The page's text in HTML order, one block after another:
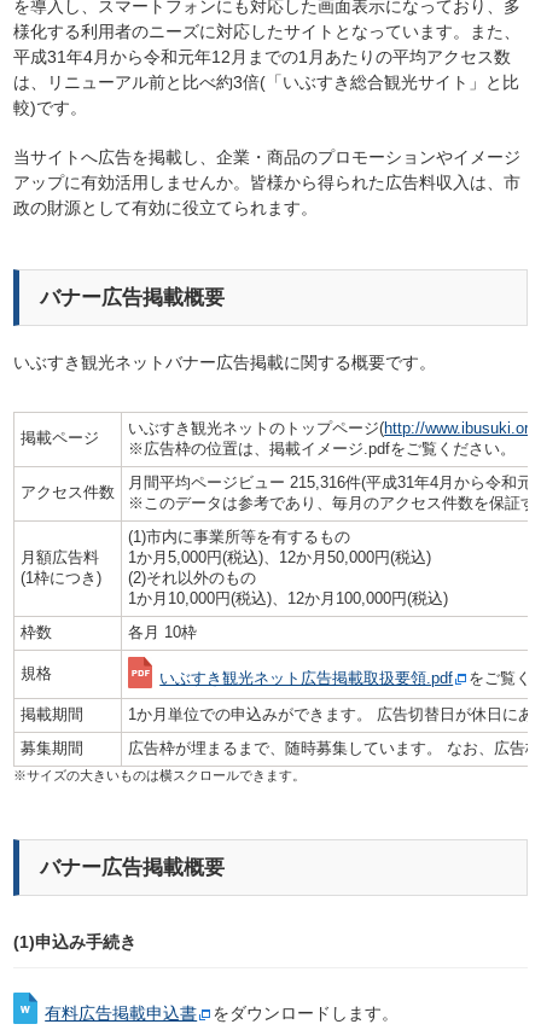
を導入し、スマートフォンにも対応した画面表示になっており、多
様化する利用者のニーズに対応したサイトとなっています。また、
平成31年4月から令和元年12月までの1月あたりの平均アクセス数
は、リニューアル前と比べ約3倍(「いぶすき総合観光サイト」と比
較)です。
当サイトへ広告を掲載し、企業・商品のプロモーションやイメージ
アップに有効活用しませんか。皆様から得られた広告料収入は、市
政の財源として有効に役立てられます。
バナー広告掲載概要
いぶすき観光ネットバナー広告掲載に関する概要です。
掲載ページ
いぶすき観光ネットのトップページ(http://
※広告枠の位置は、掲載イメージ.pdfをご覧ください。
アクセス件数
月間平均ページビュー 215,316件(平成31年4月から令和元
※このデータは参考であり、毎月のアクセス件数を保証
月額広告料
(1枠につき)
(1)市内に事業所等を有するもの
1か月5,000円(税込)、12か月50,000円(税込)
(2)それ以外のもの
1か月10,000円(税込)、12か月100,000円(税込)
枠数
各月 10枠
規格 いぶすき観光ネット広告掲載取扱要領.pdf をご覧く
掲載期間
1か月単位での申込みができます。 広告切替日が休日に
募集期間
広告枠が埋まるまで、随時募集しています。 なお、広告
バナー広告掲載概要
(1)申込み手続き
有料広告掲載申込書 をダウンロードします。